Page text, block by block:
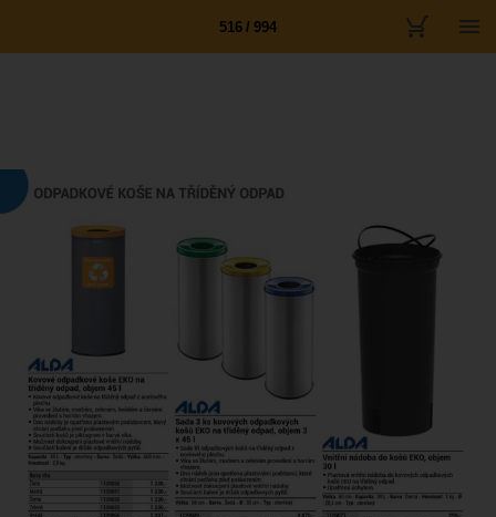
516 / 994